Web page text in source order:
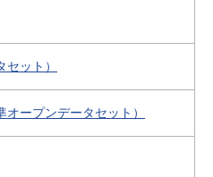
ット）
ープンデータセット）